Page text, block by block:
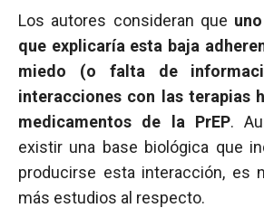
Los autores consideran que
que explicaría esta baja
miedo (o falta de
interacciones con las terapias
medicamentos de la PrEP.
existir una base biológica que
producirse esta interacción, es
más estudios al respecto.